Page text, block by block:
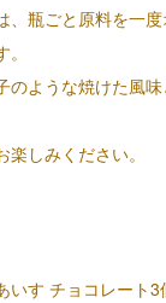
、瓶ごと原料を一
のような焼けた風
しみください。
す チョコレート3